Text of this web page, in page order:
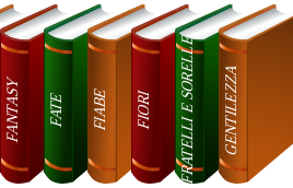
FANTASY FATE FIABE FIORI FRATELLI E SORELLE GENTILEZZA